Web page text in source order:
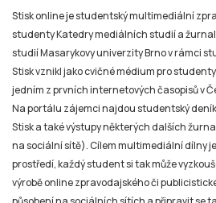
Stisk online je studentský multimediální
studenty Katedry mediálních studií a
studií Masarykovy univerzity Brno v rámci
Stisk vznikl jako cvičné médium pro studenty
jedním z prvních internetových časopisů v
Na portálu zájemci najdou studentský deník
Stisk a také výstupy některých dalších
na sociální sítě). Cílem multimediální dílny
prostředí, každý student si tak může
výrobě online zpravodajského či